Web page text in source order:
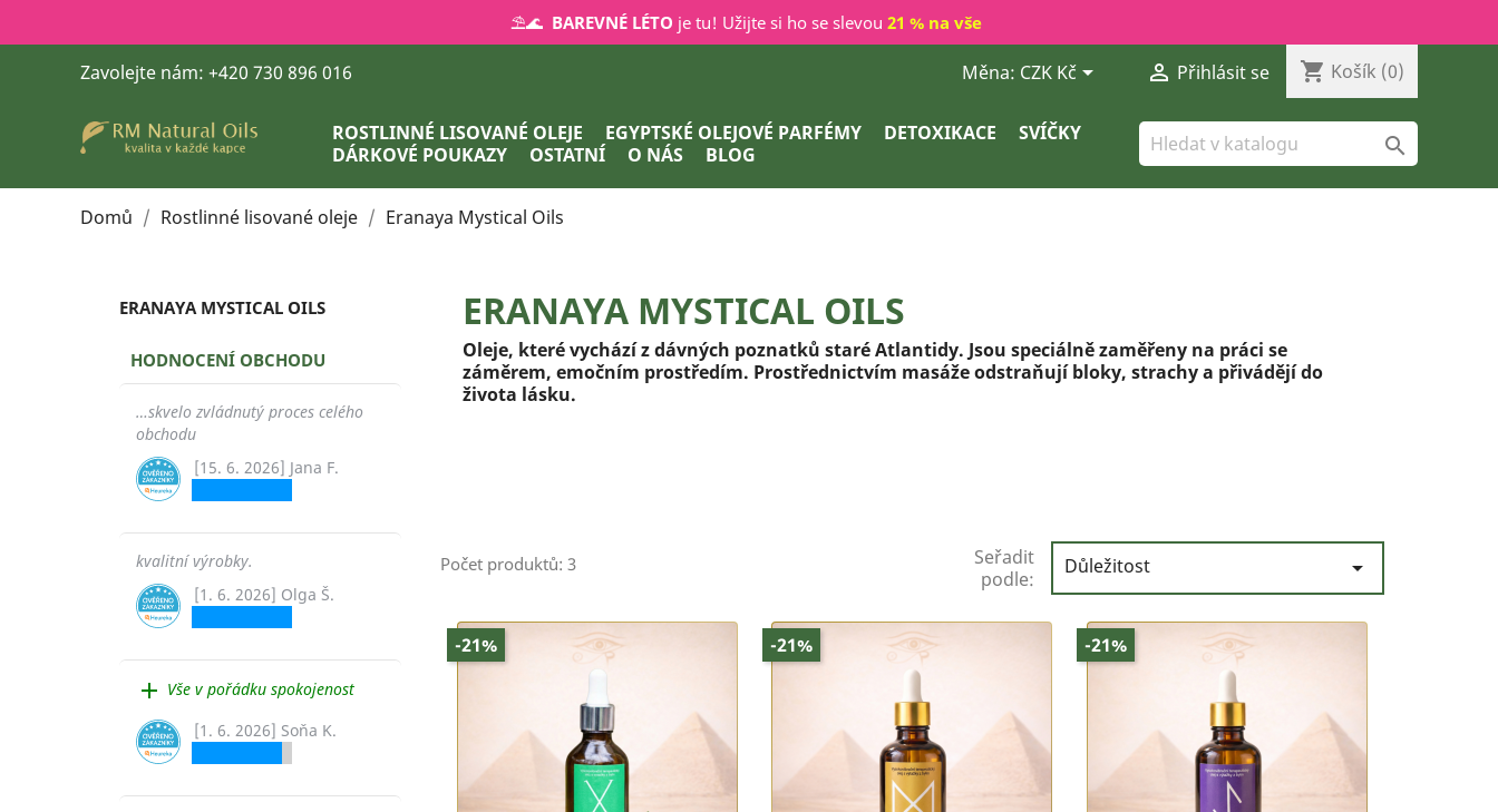
⛱️🌊 BAREVNÉ LÉTO je tu! Užijte si ho se slevou 21 % na vše
Zavolejte nám: +420 730 896 016 Měna: CZK Kč  Přihlásit se shopping_cart Košík (0)
ROSTLINNÉ LISOVANÉ OLEJE EGYPTSKÉ OLEJOVÉ PARFÉMY DETOXIKACE
SVÍČKY
DÁRKOVÉ POUKAZY
OSTATNÍ O NÁS BLOG 
Domů Rostlinné lisované oleje Eranaya Mystical Oils
ERANAYA MYSTICAL OILS
HODNOCENÍ OBCHODU
…skvelo zvládnutý proces celého
obchodu
[15. 6. 2026] Jana F.
kvalitní výrobky.
[1. 6. 2026] Olga Š.
add Vše v pořádku spokojenost
[1. 6. 2026] Soňa K.
ERANAYA MYSTICAL OILS
Oleje, které vychází z dávných poznatků staré Atlantidy. Jsou speciálně zaměřeny na práci se
záměrem, emočním prostředím. Prostřednictvím masáže odstraňují bloky, strachy a přivádějí do
života lásku.
Počet produktů: 3
Seřadit
podle:
Důležitost 
-21% -21% -21%